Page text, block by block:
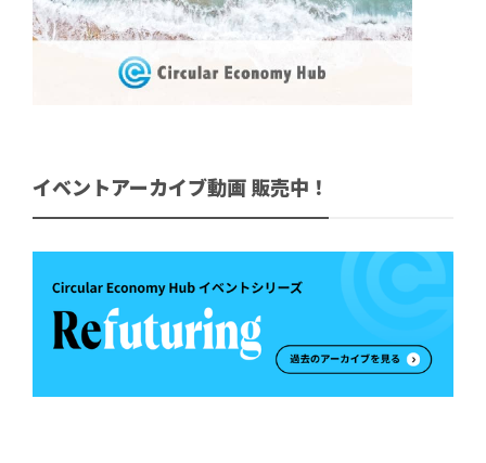
イベントアーカイブ動画 販売中！